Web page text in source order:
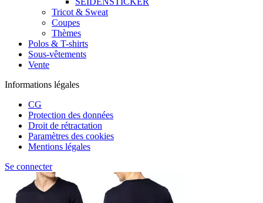
Tricot & Sweat
Coupes
Thèmes
Polos & T-shirts
Sous-vêtements
Vente
Informations légales
CG
Protection des données
Droit de rétractation
Paramètres des cookies
Mentions légales
Se connecter